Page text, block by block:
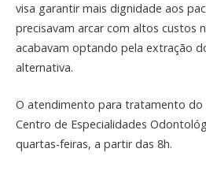
visa garantir mais dignidade aos
precisavam arcar com altos custos
acabavam optando pela extração
alternativa.
O atendimento para tratamento do
Centro de Especialidades
quartas-feiras, a partir das 8h.